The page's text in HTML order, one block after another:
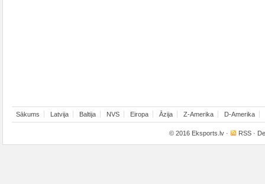
Sākums Latvija Baltija NVS Eiropa Āzija Z-Amerika D-Amerika
© 2016 Eksports.lv · RSS ·